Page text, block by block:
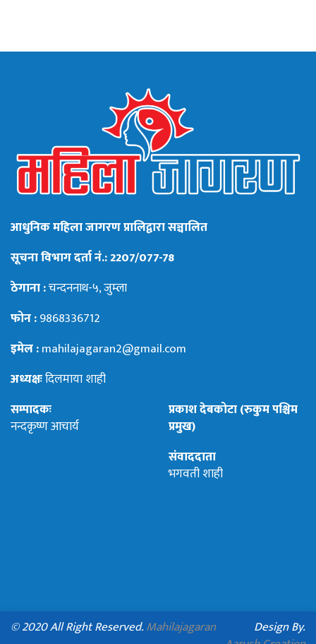
आधुनिक महिला जागरण प्रालिद्वारा सञ्चालित
सूचना विभाग दर्ता नं.: 2207/077-78
ठेगाना :चन्दननाथ-५, जुम्ला
फोन :9868336712
इमेल :mahilajagaran2@gmail.com
अध्यक्षःदिलमाया शाही
सम्पादकः
नन्दकृष्ण आचार्य
प्रकाश देबकोटा (रुकुम पश्चिम
प्रमुख)
संवाददाता
भगवती शाही
© 2020 All Right Reserved.Mahilajagaran
Design By.